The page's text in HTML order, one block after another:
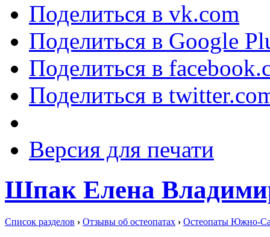
Поделиться в vk.com
Поделиться в Google
Поделиться в
Поделиться в
Версия для печати
Шпак Елена
Список разделов › Отзывы об остеопатах › Остеопаты Южно-